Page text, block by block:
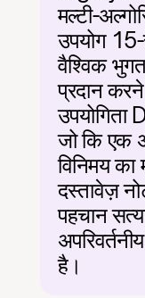
मल्टी-
उपयोग
वैश्विक
प्रदान
उपयोगिता
जो कि एक
विनिमय
दस्तावेज़
पहचान
है।